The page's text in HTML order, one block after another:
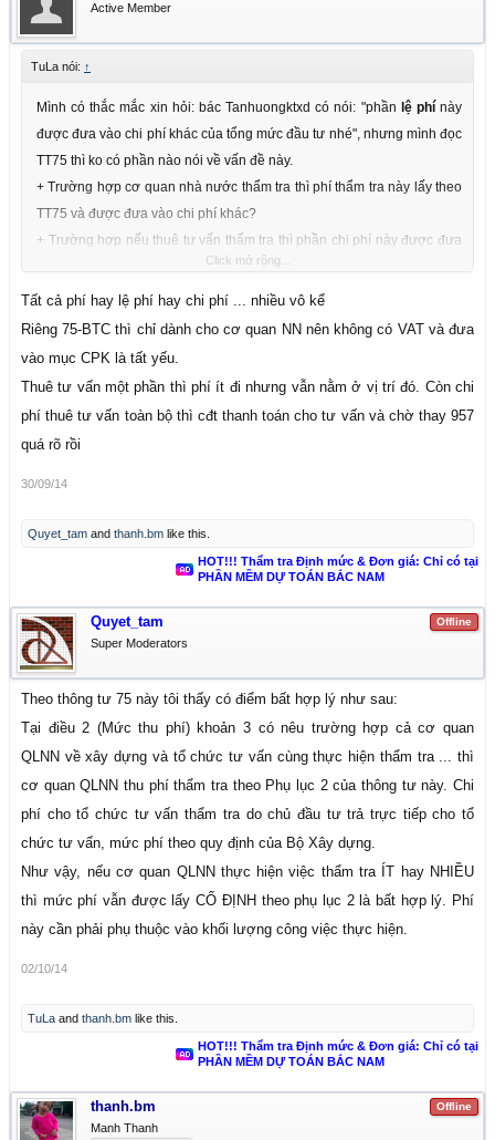
Active Member
TuLa nói: ↑
Mình có thắc mắc xin hỏi: bác Tanhuongktxd có nói: "phần lệ phínày
được đưa vào chi phí khác của tổng mức đầu tư nhé", nhưng mình đọc
TT75 thì ko có phần nào nói về vấn đề này.
+ Trường hợp cơ quan nhà nước thẩm tra thì phí thẩm tra này lấy theo
TT75 và được đưa vào chi phí khác?
+ Trường hợp nếu thuê tư vấn thẩm tra thì phần chi phí này được đưa
+ Trường hợp cơ quan nhà nước thẩm tra nhưng ko đủ năng lực nên
thuê tư vấn, vậy phí thẩm tra này được đưa vào chi phí nào?
Click mở rộng...
Tất cả phí hay lệ phí hay chi phí ... nhiều vô kể
Riêng 75-BTC thì chỉ dành cho cơ quan NN nên không có VAT và đưa
vào mục CPK là tất yếu.
Thuê tư vấn một phần thì phí ít đi nhưng vẫn nằm ở vị trí đó. Còn chi
phí thuê tư vấn toàn bộ thì cđt thanh toán cho tư vấn và chờ thay 957
quá rõ rồi
30/09/14
Quyet_tam and thanh.bm like this.
HOT!!! Thẩm tra Định mức & Đơn giá: Chỉ có tại
PHẦN MỀM DỰ TOÁN BẮC NAM
Offline
Quyet_tam
Super Moderators
Theo thông tư 75 này tôi thấy có điểm bất hợp lý như sau:
Tại điều 2 (Mức thu phí) khoản 3 có nêu trường hợp cả cơ quan
QLNN về xây dựng và tổ chức tư vấn cùng thực hiện thẩm tra ... thì
cơ quan QLNN thu phí thẩm tra theo Phụ lục 2 của thông tư này. Chi
phí cho tổ chức tư vấn thẩm tra do chủ đầu tư trả trực tiếp cho tổ
chức tư vấn, mức phí theo quy định của Bộ Xây dựng.
Như vậy, nếu cơ quan QLNN thực hiện việc thẩm tra ÍT hay NHIỀU
thì mức phí vẫn được lấy CỐ ĐỊNH theo phụ lục 2 là bất hợp lý. Phí
này cần phải phụ thuộc vào khối lượng công việc thực hiện.
02/10/14
TuLa and thanh.bm like this.
HOT!!! Thẩm tra Định mức & Đơn giá: Chỉ có tại
PHẦN MỀM DỰ TOÁN BẮC NAM
Offline
thanh.bm
Manh Thanh